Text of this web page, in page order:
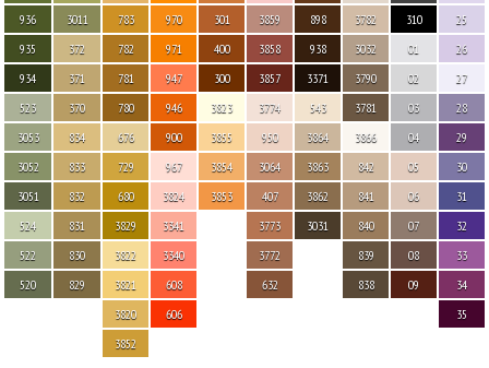
936
935
934
523
3053
3052
3051
524
522
520
3011
372
371
370
834
833
832
831
830
829
783
782
781
780
676
729
680
3829
3822
3821
3820
3852
970
971
947
946
900
967
3824
3341
3340
608
606
301
400
300
3823
3855
3854
3853
3859
3858
3857
3774
950
3064
407
3773
3772
632
898
938
3371
543
3864
3863
3862
3031
3782
3032
3790
3781
3866
842
841
840
839
838
310
01
02
03
04
05
06
07
08
09
25
26
27
28
29
30
31
32
33
34
35